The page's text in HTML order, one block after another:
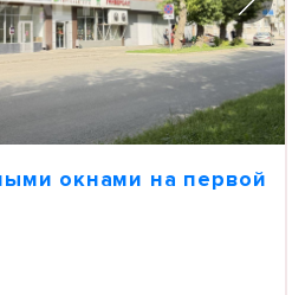
окнами на первой